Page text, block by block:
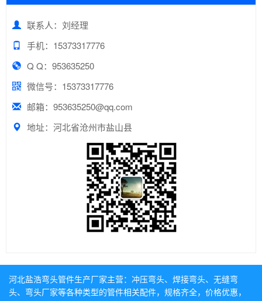
联系人：刘经理
手机：15373317776
Q Q：953635250
微信号：15373317776
邮箱：953635250@qq.com
地址：河北省沧州市盐山县
河北盐浩弯头管件生产厂家主营： 冲压弯头、 焊接弯头、 无缝弯
头、 弯头厂家等各种类型的管件相关配件，规格齐全，价格优惠，